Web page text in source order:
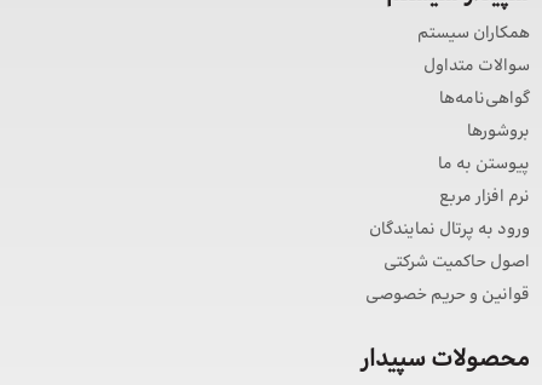
همکاران سیستم
سوالات متداول
گواهی‌نامه‌ها
بروشورها
پیوستن به ما
نرم افزار مربع
ورود به پرتال نمایندگان
اصول حاکمیت شرکتی
قوانین و حریم خصوصی
محصولات سپیدار